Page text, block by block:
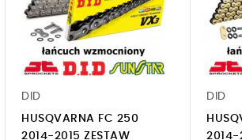
DID
HUSQVARNA FC 250
2014-2015 ZESTAW
DID
2014-